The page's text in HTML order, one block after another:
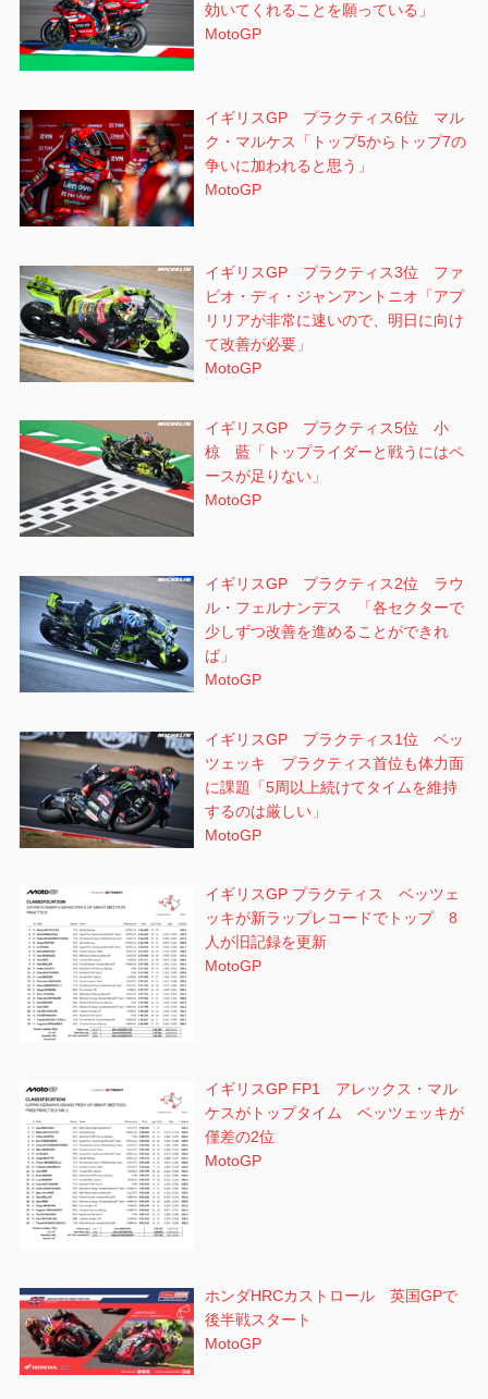
効いてくれることを願っている」
MotoGP
イギリスGP プラクティス6位 マル
ク・マルケス「トップ5からトップ7の
争いに加われると思う」
MotoGP
イギリスGP プラクティス3位 ファ
ビオ・ディ・ジャンアントニオ「アプ
リリアが非常に速いので、明日に向け
て改善が必要」
MotoGP
イギリスGP プラクティス5位 小
椋 藍「トップライダーと戦うにはペ
ースが足りない」
MotoGP
イギリスGP プラクティス2位 ラウ
ル・フェルナンデス 「各セクターで
少しずつ改善を進めることができれ
ば」
MotoGP
イギリスGP プラクティス1位 ベッ
ツェッキ プラクティス首位も体力面
に課題「5周以上続けてタイムを維持
するのは厳しい」
MotoGP
イギリスGP プラクティス ベッツェ
ッキが新ラップレコードでトップ 8
人が旧記録を更新
MotoGP
イギリスGP FP1 アレックス・マル
ケスがトップタイム ベッツェッキが
僅差の2位
MotoGP
ホンダHRCカストロール 英国GPで
後半戦スタート
MotoGP